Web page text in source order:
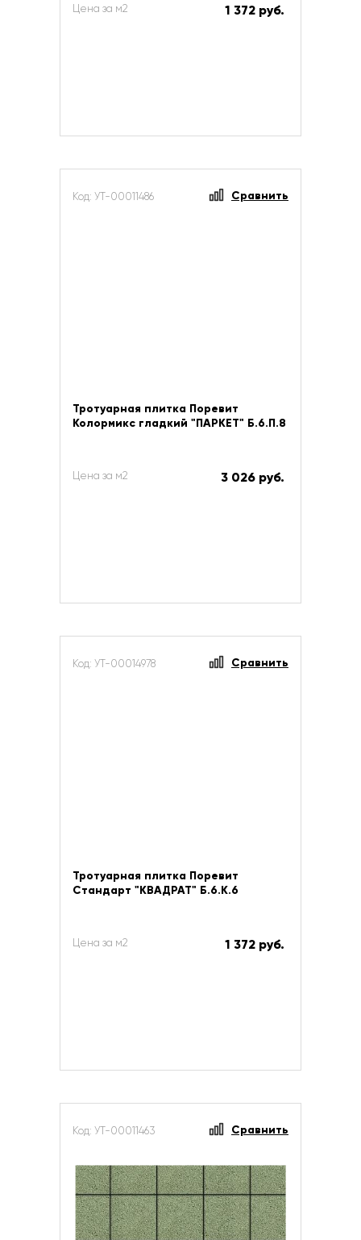
Цена за м2 1 372 руб.
Код: УТ-00011486 Сравнить
Тротуарная плитка Поревит
Колормикс гладкий "ПАРКЕТ" Б.6.П.8
Цена за м2 3 026 руб.
Код: УТ-00014978 Сравнить
Тротуарная плитка Поревит
Стандарт "КВАДРАТ" Б.6.К.6
Цена за м2 1 372 руб.
Код: УТ-00011463 Сравнить